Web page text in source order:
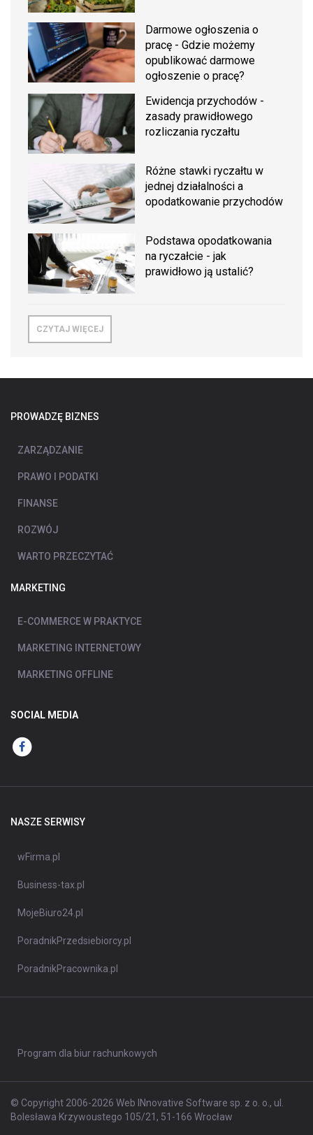
Darmowe ogłoszenia o
pracę - Gdzie możemy
opublikować darmowe
ogłoszenie o pracę?
Ewidencja przychodów -
zasady prawidłowego
rozliczania ryczałtu
Różne stawki ryczałtu w
jednej działalności a
opodatkowanie przychodów
Podstawa opodatkowania
na ryczałcie - jak
prawidłowo ją ustalić?
CZYTAJ WIĘCEJ
PROWADZĘ BIZNES
ZARZĄDZANIE
PRAWO I PODATKI
FINANSE
ROZWÓJ
WARTO PRZECZYTAĆ
MARKETING
E-COMMERCE W PRAKTYCE
MARKETING INTERNETOWY
MARKETING OFFLINE
SOCIAL MEDIA
NASZE SERWISY
wFirma.pl
Business-tax.pl
MojeBiuro24.pl
PoradnikPrzedsiebiorcy.pl
PoradnikPracownika.pl
Program dla biur rachunkowych
© Copyright 2006-2026 Web INnovative Software sp. z o. o., ul.
Bolesława Krzywoustego 105/21, 51-166 Wrocław